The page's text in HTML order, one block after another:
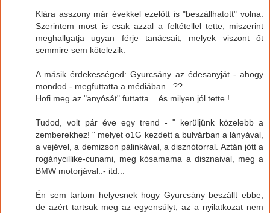
Klára asszony már évekkel ezelőtt is "beszállhatott" volna.
Szerintem most is csak azzal a feltétellel tette, miszerint
meghallgatja ugyan férje tanácsait, melyek viszont őt
semmire sem kötelezik.
A másik érdekességed: Gyurcsány az édesanyját - ahogy
mondod - megfuttatta a médiában...??
Hofi meg az "anyósát" futtatta... és milyen jól tette !
Tudod, volt pár éve egy trend - " kerüljünk közelebb a
zemberekhez! " melyet o1G kezdett a bulvárban a lányával,
a vejével, a demizson pálinkával, a disznótorral. Aztán jött a
rogánycillike-cunami, meg kósamama a disznaival, meg a
BMW motorjával..- itd...
Én sem tartom helyesnek hogy Gyurcsány beszállt ebbe,
de azért tartsuk meg az egyensúlyt, az a nyilatkozat nem